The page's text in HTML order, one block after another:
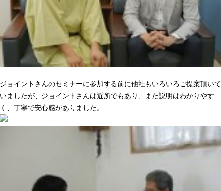
ジョイントさんのセミナーに参加する前に他社もいろいろご提案頂いて
いましたが、ジョイントさんは近所でもあり、また説明はわかりやす
く、丁寧で安心感がありました。